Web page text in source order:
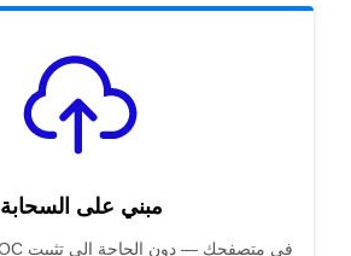
مبني على السحابة